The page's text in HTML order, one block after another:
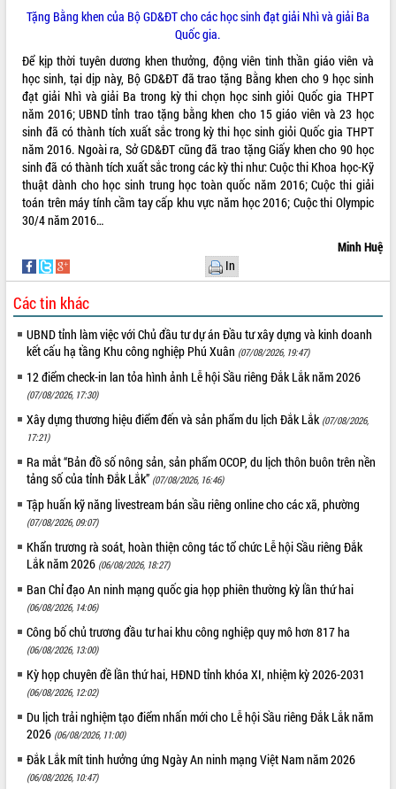
Tặng Bằng khen của Bộ GD&ĐT cho các học sinh đạt giải Nhì và giải Ba
Quốc gia.
Để kịp thời tuyên dương khen thưởng, động viên tinh thần giáo viên và
học sinh, tại dịp này, Bộ GD&ĐT đã trao tặng Bằng khen cho 9 học sinh
đạt giải Nhì và giải Ba trong kỳ thi chọn học sinh giỏi Quốc gia THPT
năm 2016; UBND tỉnh trao tặng bằng khen cho 15 giáo viên và 23 học
sinh đã có thành tích xuất sắc trong kỳ thi học sinh giỏi Quốc gia THPT
năm 2016. Ngoài ra, Sở GD&ĐT cũng đã trao tặng Giấy khen cho 90 học
sinh đã có thành tích xuất sắc trong các kỳ thi như: Cuộc thi Khoa học-Kỹ
thuật dành cho học sinh trung học toàn quốc năm 2016; Cuộc thi giải
toán trên máy tính cầm tay cấp khu vực năm học 2016; Cuộc thi Olympic
30/4 năm 2016…
Minh Huệ
In
Các tin khác
UBND tỉnh làm việc với Chủ đầu tư dự án Đầu tư xây dựng và kinh doanh
kết cấu hạ tầng Khu công nghiệp Phú Xuân (07/08/2026, 19:47)
12 điểm check-in lan tỏa hình ảnh Lễ hội Sầu riêng Đắk Lắk năm 2026
(07/08/2026, 17:30)
Xây dựng thương hiệu điểm đến và sản phẩm du lịch Đắk Lắk (07/08/2026,
17:21)
Ra mắt “Bản đồ số nông sản, sản phẩm OCOP, du lịch thôn buôn trên nền
tảng số của tỉnh Đắk Lắk” (07/08/2026, 16:46)
Tập huấn kỹ năng livestream bán sầu riêng online cho các xã, phường
(07/08/2026, 09:07)
Khẩn trương rà soát, hoàn thiện công tác tổ chức Lễ hội Sầu riêng Đắk
Lắk năm 2026 (06/08/2026, 18:27)
Ban Chỉ đạo An ninh mạng quốc gia họp phiên thường kỳ lần thứ hai
(06/08/2026, 14:06)
Công bố chủ trương đầu tư hai khu công nghiệp quy mô hơn 817 ha
(06/08/2026, 13:00)
Kỳ họp chuyên đề lần thứ hai, HĐND tỉnh khóa XI, nhiệm kỳ 2026-2031
(06/08/2026, 12:02)
Du lịch trải nghiệm tạo điểm nhấn mới cho Lễ hội Sầu riêng Đắk Lắk năm
2026 (06/08/2026, 11:00)
Đắk Lắk mít tinh hưởng ứng Ngày An ninh mạng Việt Nam năm 2026
(06/08/2026, 10:47)